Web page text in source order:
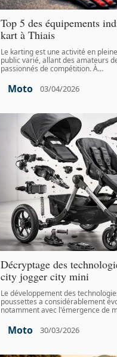
Top 5 des équipements
kart à Thiais
Le karting est une activité en
public varié, allant des amateurs
passionnés de compétition. À…
Moto 03/04/2026
Décryptage des
city jogger city mini
Le développement des
poussettes a considérablement
notamment avec l'émergence de
Moto 30/03/2026